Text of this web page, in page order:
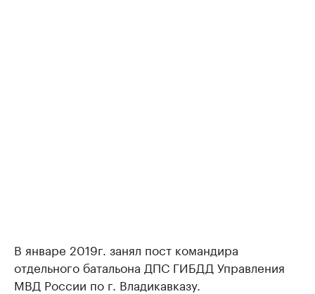
В январе 2019г. занял пост командира
отдельного батальона ДПС ГИБДД Управления
МВД России по г. Владикавказу.